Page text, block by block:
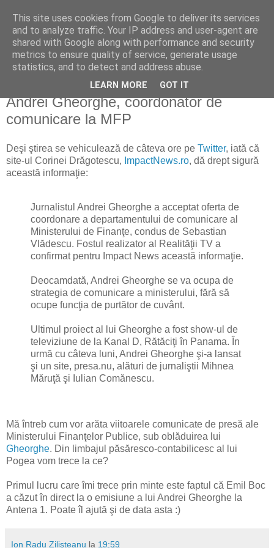
Reflecţii economice
blog de reflecţii, informaţii şi opinii economice
luni, 4 ianuarie 2010
Andrei Gheorghe, coordonator de
comunicare la MFP
Deşi ştirea se vehiculează de câteva ore pe Twitter, iată că
site-ul Corinei Drăgotescu, ImpactNews.ro, dă drept sigură
această informaţie:
Jurnalistul Andrei Gheorghe a acceptat oferta de
coordonare a departamentului de comunicare al
Ministerului de Finanţe, condus de Sebastian
Vlădescu. Fostul realizator al Realităţii TV a
confirmat pentru Impact News această informaţie.
Deocamdată, Andrei Gheorghe se va ocupa de
strategia de comunicare a ministerului, fără să
ocupe funcţia de purtător de cuvânt.
Ultimul proiect al lui Gheorghe a fost show-ul de
televiziune de la Kanal D, Rătăciţi în Panama. În
urmă cu câteva luni, Andrei Gheorghe şi-a lansat
şi un site, presa.nu, alături de jurnaliştii Mihnea
Măruţă şi Iulian Comănescu.
Mă întreb cum vor arăta viitoarele comunicate de presă ale
Ministerului Finanţelor Publice, sub oblăduirea lui
Gheorghe. Din limbajul păsăresco-contabilicesc al lui
Pogea vom trece la ce?
Primul lucru care îmi trece prin minte este faptul că Emil Boc
a căzut în direct la o emisiune a lui Andrei Gheorghe la
Antena 1. Poate îl ajută şi de data asta :)
Ion Radu Zilişteanu la 19:59
This site uses cookies from Google to deliver its services
and to analyze traffic. Your IP address and user-agent are
shared with Google along with performance and security
metrics to ensure quality of service, generate usage
statistics, and to detect and address abuse.
LEARN MORE GOT IT